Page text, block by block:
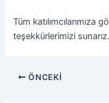
Tüm katılımcılarımıza
teşekkürlerimizi sunarız.
ÖNCEKI